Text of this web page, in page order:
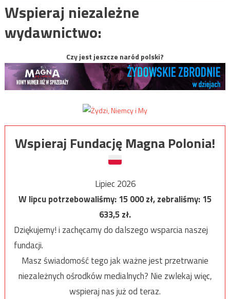
Wspieraj niezależne
wydawnictwo:
Czy jest jeszcze naród polski?
Wspieraj Fundację Magna Polonia!
Lipiec 2026
W lipcu potrzebowaliśmy:15 000zł, zebraliśmy:15
633,5zł.
Dziękujemy! i zachęcamy do dalszego wsparcia naszej
fundacji.
Masz świadomość tego jak ważne jest przetrwanie
niezależnych ośrodków medialnych? Nie zwlekaj więc,
wspieraj nas już od teraz.